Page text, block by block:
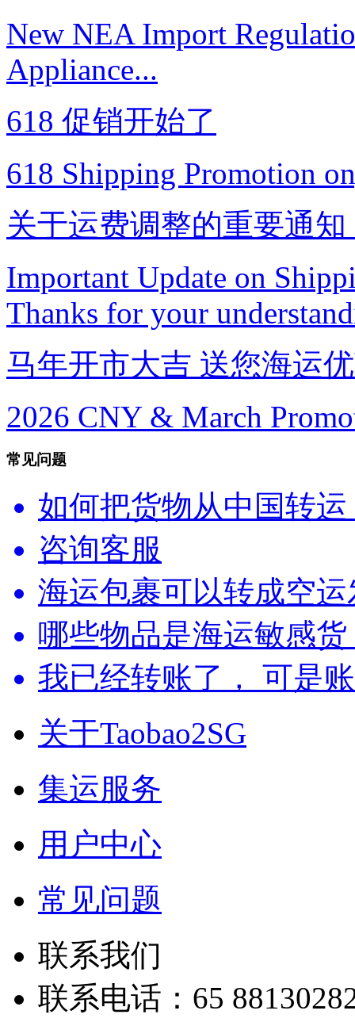
New NEA Import
Appliance...
618 促销开始了
618 Shipping Promotion
关于运费调整的重要通
Important Update on
Thanks for your
马年开市大吉 送您海运
2026 CNY & March
常见问题
如何把货物从中国转
咨询客服
海运包裹可以转成空
哪些物品是海运敏感
我已经转账了， 可是
关于Taobao2SG
集运服务
用户中心
常见问题
联系我们
联系电话：65